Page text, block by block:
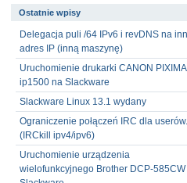
Ostatnie wpisy
Delegacja puli /64 IPv6 i revDNS na
adres IP (inną maszynę)
Uruchomienie drukarki CANON PIXIMA
ip1500 na Slackware
Slackware Linux 13.1 wydany
Ograniczenie połączeń IRC dla userów.
(IRCkill ipv4/ipv6)
Uruchomienie urządzenia
wielofunkcyjnego Brother DCP-